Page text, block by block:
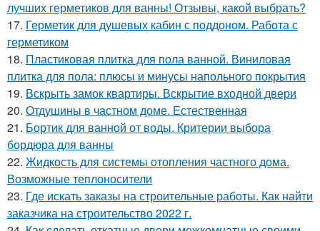
лучших герметиков для ванны! Отзывы, какой выбрать?
17. Герметик для душевых кабин с поддоном. Работа с
герметиком
18. Пластиковая плитка для пола ванной. Виниловая
плитка для пола: плюсы и минусы напольного покрытия
19. Вскрыть замок квартиры. Вскрытие входной двери
20. Отдушины в частном доме. Естественная
21. Бортик для ванной от воды. Критерии выбора
бордюра для ванны
22. Жидкость для системы отопления частного дома.
Возможные теплоносители
23. Где искать заказы на строительные работы. Как найти
заказчика на строительство 2022 г.